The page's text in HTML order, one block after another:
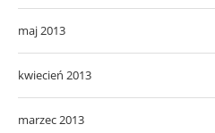
maj 2013
kwiecień 2013
marzec 2013